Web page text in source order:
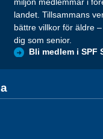
landet. Tillsammans
bättre villkor för äldre
dig som senior.
Bli medlem i SPF